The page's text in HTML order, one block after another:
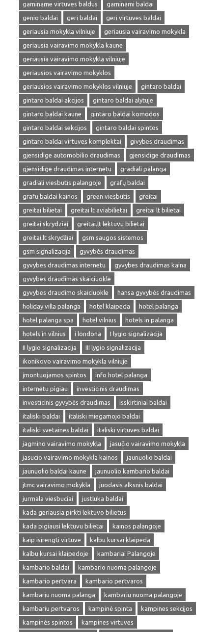
gaminame virtuves baldus
gaminami baldai
genio baldai
geri baldai
geri virtuves baldai
geriausia mokykla vilniuje
geriausia vairavimo mokykla
geriausia vairavimo mokykla kaune
geriausia vairavimo mokykla vilniuje
geriausios vairavimo mokyklos
geriausios vairavimo mokyklos vilniuje
gintaro baldai
gintaro baldai akcijos
gintaro baldai alytuje
gintaro baldai kaune
gintaro baldai komodos
gintaro baldai sekcijos
gintaro baldai spintos
gintaro baldai virtuves komplektai
givybes draudimas
gjensidige automobilio draudimas
gjensidige draudimas
gjensidige draudimas internetu
gradiali palanga
gradiali viesbutis palangoje
grafų baldai
grafu baldai kainos
green viesbutis
greitai
greitai bilietai
greitai lt aviabilietai
greitai lt bilietai
greitai skrydziai
greitai.lt lektuvu bilietai
greitai.lt skrydžiai
gsm saugos sistemos
gsm signalizacija
gyvybės draudimas
gyvybes draudimas internetu
gyvybes draudimas kaina
gyvybes draudimas skaiciuokle
gyvybes draudimo skaiciuokle
hansa gyvybės draudimas
holiday villa palanga
hotel klaipeda
hotel palanga
hotel palanga spa
hotel vilnius
hotels in palanga
hotels in vilnius
i londona
I lygio signalizacija
II lygio signalizacija
III lygio signalizacija
ikonikovo vairavimo mokykla vilniuje
įmontuojamos spintos
info hotel palanga
internetu pigiau
investicinis draudimas
investicinis gyvybės draudimas
isskirtiniai baldai
italiski baldai
italiski miegamojo baldai
italiski svetaines baldai
italiski virtuves baldai
jagmino vairavimo mokykla
jasučio vairavimo mokykla
jasucio vairavimo mokykla kainos
jaunuolio baldai
jaunuolio baldai kaune
jaunuolio kambario baldai
jtmc vairavimo mokykla
juodasis alksnis baldai
jurmala viesbuciai
justluka baldai
kada geriausia pirkti lektuvo bilietus
kada pigiausi lektuvu bilietai
kainos palangoje
kaip isirengti virtuve
kalbu kursai klaipeda
kalbu kursai klaipedoje
kambariai Palangoje
kambario baldai
kambario nuoma palangoje
kambario pertvara
kambario pertvaros
kambariu nuoma palanga
kambariu nuoma palangoje
kambariu pertvaros
kampinė spinta
kampines sekcijos
kampinės spintos
kampines virtuves